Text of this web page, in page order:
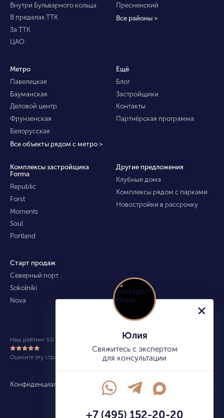
Внутри Бульварного кольца
В пределах ТТК
За ТТК
ЦАО
Пресненский
Все районы >
Метро
Павелецкая
Бауманская
Деловой центр
Фрунзенская
Белорусская
Все объекты рядом с метро >
Ещё
Блог
Застройщики
Контакты
Партнёрская программа
Комплексы застройщика
Forma
Republic
Forst
Moments
Soul
Portland
Другие предложения
Клубные дома
Комплексы рядом с парками
Новостройки в рассрочку
Старт продаж
Северный порт
Sokolniki
Nova
Конфиденциальность Карта сайта info@kupitekvartiru.com
Наш рейтинг 5.0 из 5 (490)
Оцените эту страницу
Юлия
Свяжитесь с экспертом
для консультации
+7 (495) 152-20-20